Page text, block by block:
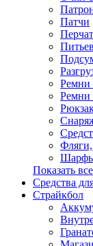
Патчи
Ремни
Ремни
Показать
Средства
Страйкбол